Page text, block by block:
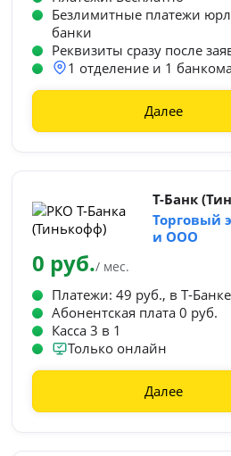
Безлимитные платежи
банки
Реквизиты сразу после
1 отделение и 1
Далее
Т-Банк
Торговый
и ООО
0 руб./ мес.
Платежи: 49 руб., в
Абонентская плата 0 руб.
Касса 3 в 1
Только онлайн
Далее